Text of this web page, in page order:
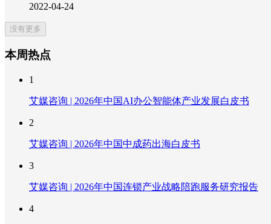
2022-04-24
没有更多
本周热点
1
艾媒咨询 | 2026年中国AI办公智能体产业发展白皮书
2
艾媒咨询 | 2026年中国中成药出海白皮书
3
艾媒咨询 | 2026年中国连锁产业战略陪跑服务研究报告
4